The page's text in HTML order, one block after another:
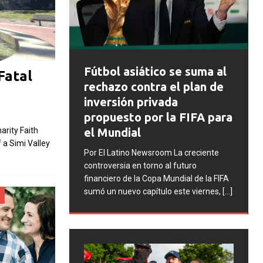
Faith
Simi Valley
suma al
este viernes,
FIFA abre expedientes
disciplinarios contra
Argentina tras los
incidentes en la final del
Mundial 2026
Por El Latino Newsroom La FIFA inició
una serie de procesos disciplinarios
contra la Asociación del Fútbol
Argentino (AFA), cuatro integrantes de